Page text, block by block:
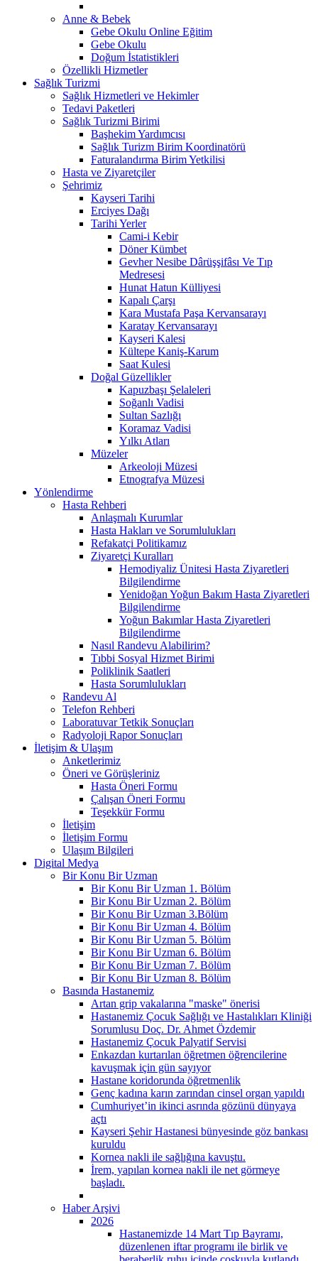
Anne & Bebek
Gebe Okulu Online Eğitim
Gebe Okulu
Doğum İstatistikleri
Özellikli Hizmetler
Sağlık Turizmi
Sağlık Hizmetleri ve Hekimler
Tedavi Paketleri
Sağlık Turizmi Birimi
Başhekim Yardımcısı
Sağlık Turizm Birim Koordinatörü
Faturalandırma Birim Yetkilisi
Hasta ve Ziyaretçiler
Şehrimiz
Kayseri Tarihi
Erciyes Dağı
Tarihi Yerler
Cami-i Kebir
Döner Kümbet
Gevher Nesibe Dârüşşifâsı Ve Tıp
Medresesi
Hunat Hatun Külliyesi
Kapalı Çarşı
Kara Mustafa Paşa Kervansarayı
Karatay Kervansarayı
Kayseri Kalesi
Kültepe Kaniş-Karum
Saat Kulesi
Doğal Güzellikler
Kapuzbaşı Şelaleleri
Soğanlı Vadisi
Sultan Sazlığı
Koramaz Vadisi
Yılkı Atları
Müzeler
Arkeoloji Müzesi
Etnografya Müzesi
Yönlendirme
Hasta Rehberi
Anlaşmalı Kurumlar
Hasta Hakları ve Sorumlulukları
Refakatçi Politikamız
Ziyaretçi Kuralları
Hemodiyaliz Ünitesi Hasta Ziyaretleri
Bilgilendirme
Yenidoğan Yoğun Bakım Hasta Ziyaretleri
Bilgilendirme
Yoğun Bakımlar Hasta Ziyaretleri
Bilgilendirme
Nasıl Randevu Alabilirim?
Tıbbi Sosyal Hizmet Birimi
Poliklinik Saatleri
Hasta Sorumlulukları
Randevu Al
Telefon Rehberi
Laboratuvar Tetkik Sonuçları
Radyoloji Rapor Sonuçları
İletişim & Ulaşım
Anketlerimiz
Öneri ve Görüşleriniz
Hasta Öneri Formu
Çalışan Öneri Formu
Teşekkür Formu
İletişim
İletişim Formu
Ulaşım Bilgileri
Digital Medya
Bir Konu Bir Uzman
Bir Konu Bir Uzman 1. Bölüm
Bir Konu Bir Uzman 2. Bölüm
Bir Konu Bir Uzman 3.Bölüm
Bir Konu Bir Uzman 4. Bölüm
Bir Konu Bir Uzman 5. Bölüm
Bir Konu Bir Uzman 6. Bölüm
Bir Konu Bir Uzman 7. Bölüm
Bir Konu Bir Uzman 8. Bölüm
Basında Hastanemiz
Artan grip vakalarına "maske" önerisi
Hastanemiz Çocuk Sağlığı ve Hastalıkları Kliniği
Sorumlusu Doç. Dr. Ahmet Özdemir
Hastanemiz Çocuk Palyatif Servisi
Enkazdan kurtarılan öğretmen öğrencilerine
kavuşmak için gün sayıyor
Hastane koridorunda öğretmenlik
Genç kadına karın zarından cinsel organ yapıldı
Cumhuriyet’in ikinci asrında gözünü dünyaya
açtı
Kayseri Şehir Hastanesi bünyesinde göz bankası
kuruldu
Kornea nakli ile sağlığına kavuştu.
İrem, yapılan kornea nakli ile net görmeye
başladı.
Haber Arşivi
2026
Hastanemizde 14 Mart Tıp Bayramı,
düzenlenen iftar programı ile birlik ve